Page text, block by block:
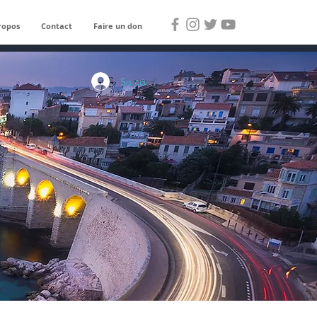
Contact Faire un don
Se connecter